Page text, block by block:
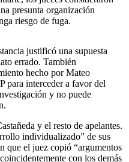
presunta organización
riesgo de fuga.
justificó una supuesta
errado. También
hecho por Mateo
para interceder a favor del
y no puede
y el resto de apelantes.
individualizado” de sus
que el juez copió “argumentos
con los demás